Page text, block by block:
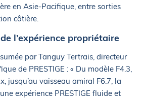
en Asie-Pacifique, entre sorties
côtière.
l’expérience propriétaire
par Tanguy Tertrais, directeur
de PRESTIGE : « Du modèle F4.3,
jusqu’au vaisseau amiral F6.7, la
expérience PRESTIGE fluide et